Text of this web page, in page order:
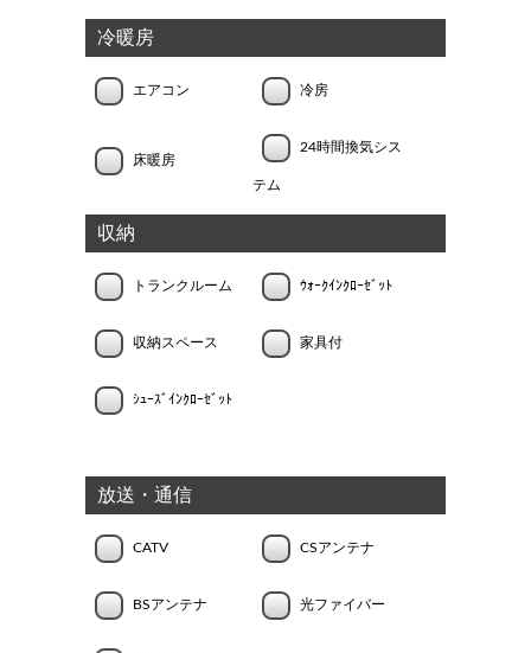
冷暖房
エアコン 冷房
床暖房
24時間換気シス
テム
収納
トランクルーム ｳｫｰｸｲﾝｸﾛｰｾﾞｯﾄ
収納スペース 家具付
ｼｭｰｽﾞｲﾝｸﾛｰｾﾞｯﾄ
放送・通信
CATV CSアンテナ
BSアンテナ 光ファイバー